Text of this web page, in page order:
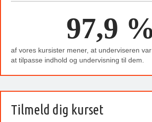
97,9
af vores kursister mener, at underviseren
at tilpasse indhold og undervisning til dem.
Tilmeld dig kurset